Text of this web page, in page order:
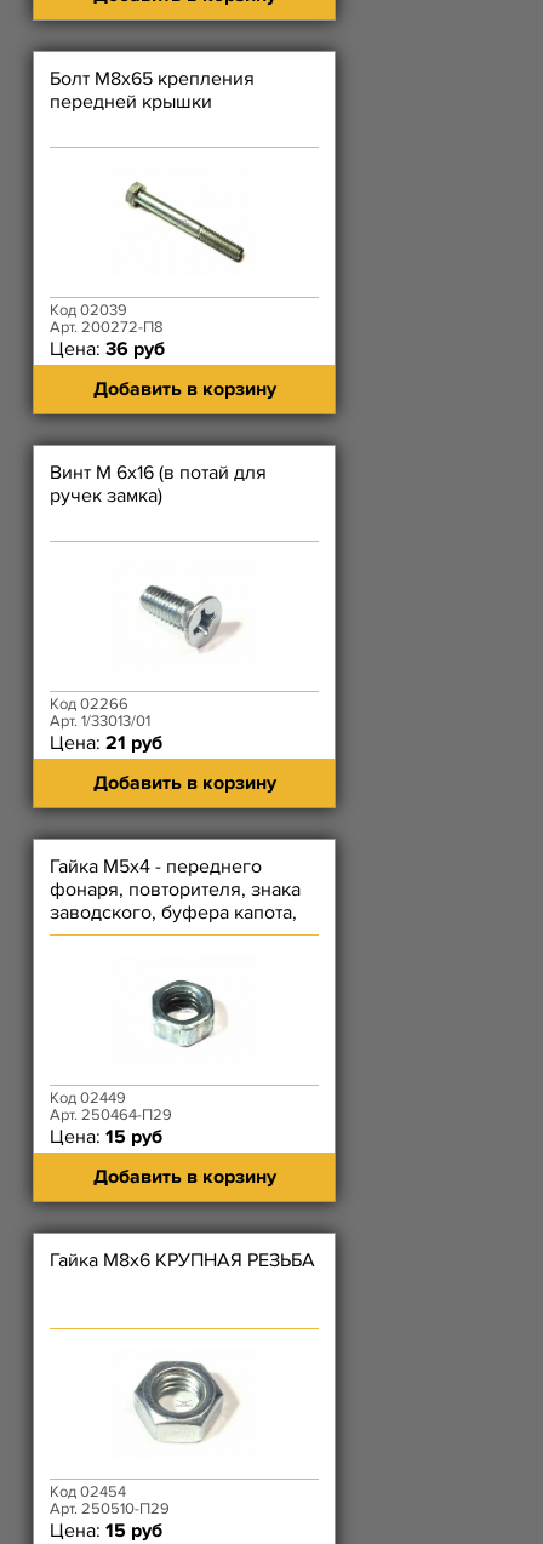
Болт М8х65 крепления
передней крышки
Код 02039
Арт. 200272-П8
Цена: 36 руб
Добавить в корзину
Винт М 6х16 (в потай для
ручек замка)
Код 02266
Арт. 1/33013/01
Цена: 21 руб
Добавить в корзину
Гайка М5х4 - переднего
фонаря, повторителя, знака
заводского, буфера капота,
тяги акселератора
Код 02449
Арт. 250464-П29
Цена: 15 руб
Добавить в корзину
Гайка М8х6 КРУПНАЯ РЕЗЬБА
Код 02454
Арт. 250510-П29
Цена: 15 руб